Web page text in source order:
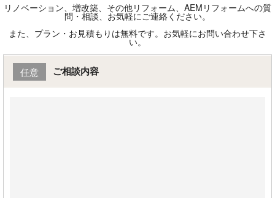
リノベーション、増改築、その他リフォーム、AEMリフォームへの質
問・相談、お気軽にご連絡ください。
また、プラン・お見積もりは無料です。お気軽にお問い合わせ下さ
い。
任意 ご相談内容